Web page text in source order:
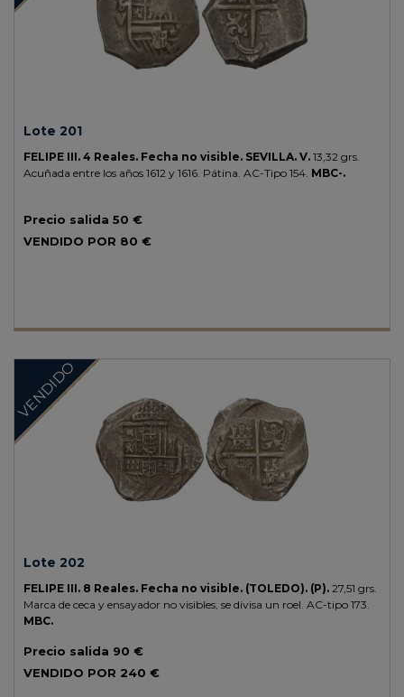
Lote 201
FELIPE III. 4 Reales. Fecha no visible. SEVILLA. V. 13,32 grs.
Acuñada entre los años 1612 y 1616. Pátina. AC-Tipo 154. MBC-.
Precio salida 50 €
VENDIDO POR 80 €
VENDIDO
Lote 202
FELIPE III. 8 Reales. Fecha no visible. (TOLEDO). (P). 27,51 grs.
Marca de ceca y ensayador no visibles, se divisa un roel. AC-tipo 173.
MBC.
Precio salida 90 €
VENDIDO POR 240 €